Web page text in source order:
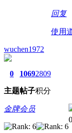
回复
使用
wuchen1972
0
主题
1069
帖子
2809
积分
金牌会员